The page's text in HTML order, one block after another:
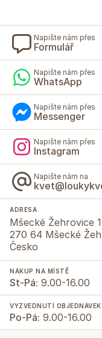
Napište nám přes
Formulář
Napište nám přes
WhatsApp
Napište nám přes
Messenger
Napište nám přes
Instagram
Napište nám na
ADRESA
Mšecké Žehrovice
270 64 Mšecké
Česko
NÁKUP NA MÍSTĚ
St-Pá: 9.00-16.00
VYZVEDNUTÍ OBJEDNÁVEK
Po-Pá: 9.00-16.00